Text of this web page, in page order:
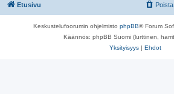
Etusivu
Keskustelufoorumin ohjelmisto phpBB® Forum
Käännös: phpBB Suomi (lurttinen,
Yksityisyys | Ehdot